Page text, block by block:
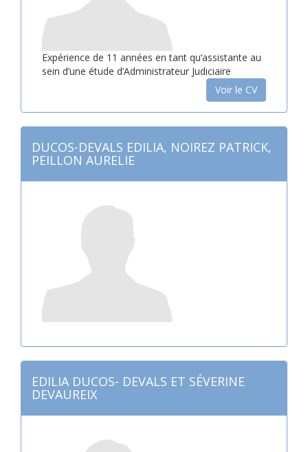
Expérience de 11 années en tant qu’assistante au
sein d’une étude d’Administrateur Judiciaire
Voir le CV
DUCOS-DEVALS EDILIA, NOIREZ PATRICK,
PEILLON AURELIE
EDILIA DUCOS- DEVALS ET SÉVERINE
DEVAUREIX